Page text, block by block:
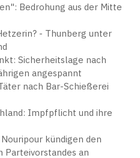
Bedrohung aus der Mitte
- Thunberg unter
Sicherheitslage nach
angespannt
nach Bar-Schießerei
Impfpflicht und ihre
kündigen den
Parteivorstandes an